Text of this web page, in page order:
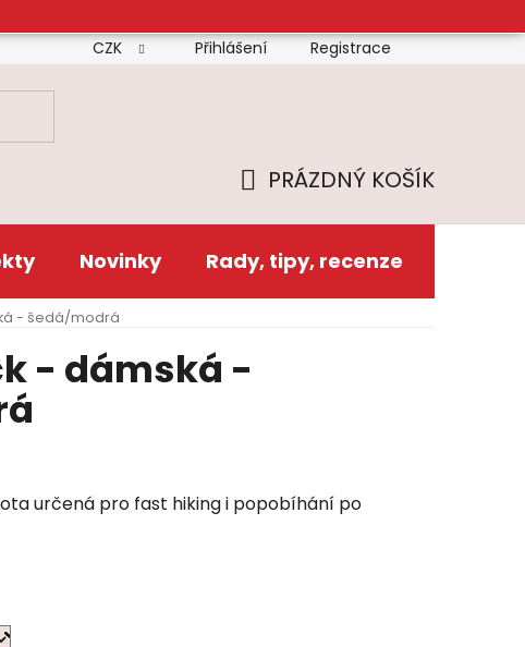
Doprava Platba Reklamační řád
CZK Přihlášení Registrace
KOŠÍK
PRÁZDNÝ KOŠÍK
Novinky Rady, tipy, recenze
- šedá/modrá
- dámská -
určená pro fast hiking i popobíhání po